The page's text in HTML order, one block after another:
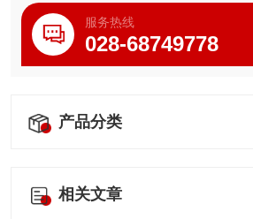
服务热线
028-68749778
产品分类
相关文章